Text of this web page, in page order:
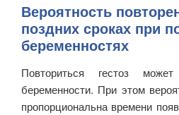
Вероятность
поздних сроках при
беременностях
Повториться гестоз
беременности. При этом
пропорциональна времени